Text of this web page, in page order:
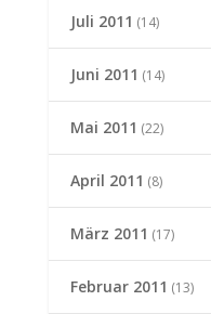
Juli 2011 (14)
Juni 2011 (14)
Mai 2011 (22)
April 2011 (8)
März 2011 (17)
Februar 2011 (13)